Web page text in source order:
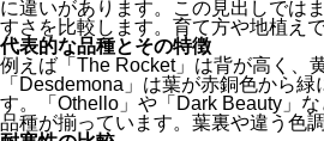
に違いがあります。この見出しでは
すさを比較します。育て方や地植え
代表的な品種とその特徴
例えば「The Rocket」は背が高く、
「Desdemona」は葉が赤銅色から
す。「Othello」や「Dark Beauty」
品種が揃っています。葉裏や違う色